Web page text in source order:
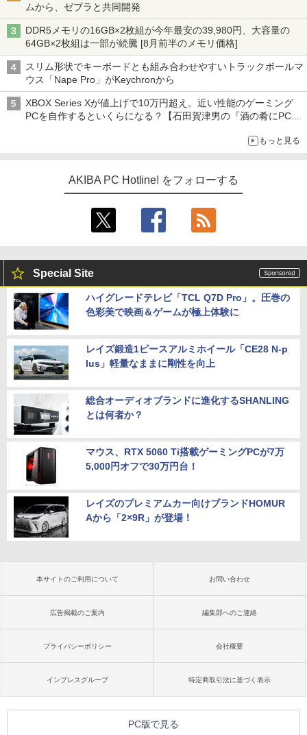
ムから、ゼブラと共同開発
DDR5メモリの16GB×2枚組が今年最安の39,980円、大容量の
64GB×2枚組は一部が続騰 [8月前半のメモリ価格]
スリム形状でキーボードとも組み合わせやすいトラックボールマ
ウス「Nape Pro」がKeychronから
XBOX Series Xが値上げで10万円超え。近い性能のゲーミング
PCを自作するといくらになる？【石田賀津男の『酒の肴にPCゲ
もっと見る
AKIBA PC Hotline! をフォローする
Special Site
ハイグレードテレビ「TCL Q7D Pro」。圧巻の
色彩美で映画＆ゲームが極上体験に
レイズ鍛造1ピースアルミホイール「CE28 N-p
lus」軽量なままに剛性を向上
総合オーディオブランドに進化するSHANLING
とは何者か？
マウス、RTX 5060 Ti搭載ゲーミングPCが7万
5,000円オフで30万円台！
レイズのプレミアムカー向けブランドHOMUR
Aから「2×9R」が登場！
本サイトのご利用について お問い合わせ
広告掲載のご案内 編集部へのご連絡
プライバシーポリシー 会社概要
インプレスグループ 特定商取引法に基づく表示
PC版で見る